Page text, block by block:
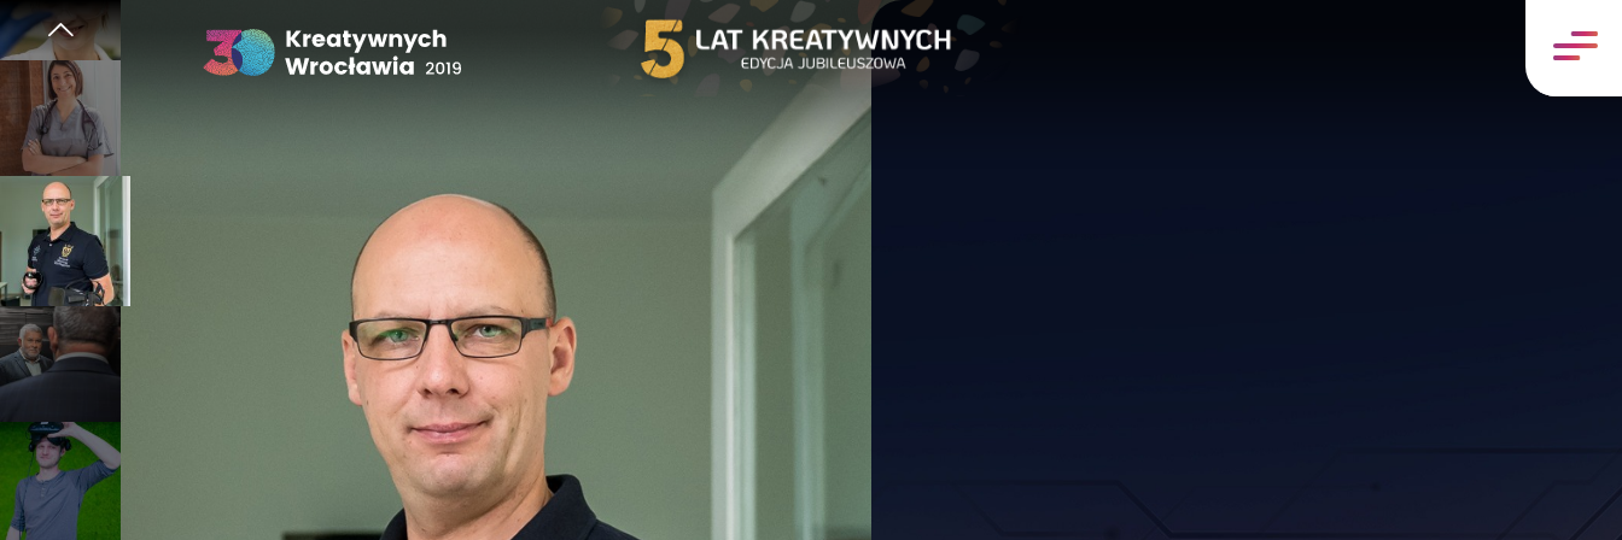
Lista
30
Kreatywnych
Wrocławia
2019